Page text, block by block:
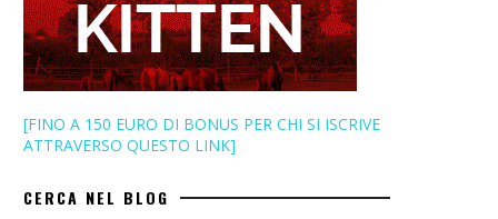
[FINO A 150 EURO DI BONUS PER CHI SI ISCRIVE
ATTRAVERSO QUESTO LINK]
CERCA NEL BLOG